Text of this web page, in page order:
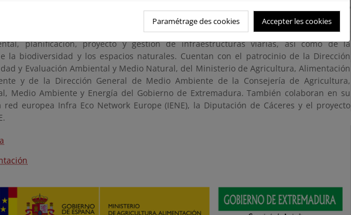
ecológica, conjuntamente, y se encuadran en la labor del Grupo de Trabajo
de Hábitats causada por Infraestructuras de Transportes. Como en anteriores
dirigidas especialmente a los profesionales que participan en procesos de evaluación de
planificación, proyecto y gestión de infraestructuras viarias, así como de la
la biodiversidad y los espacios naturales. Cuentan con el patrocinio de la Dirección
y Evaluación Ambiental y Medio Natural, del Ministerio de Agricultura, Alimentación
y de la Dirección General de Medio Ambiente de la Consejería de Agricultura,
Medio Ambiente y Energía del Gobierno de Extremadura. También colaboran en su
red europea Infra Eco Network Europe (IENE), la Diputación de Cáceres y el proyecto
Paramétrage des cookies Accepter les cookies